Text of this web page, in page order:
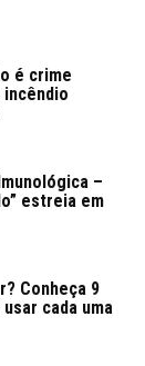
é crime
–
estreia em
Conheça 9
cada uma